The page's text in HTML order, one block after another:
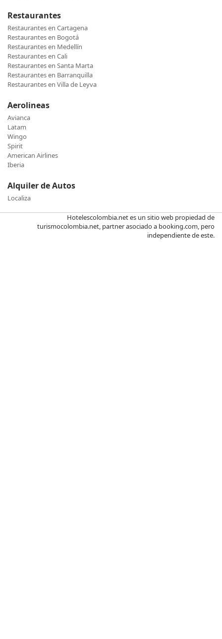
Restaurantes
Restaurantes en Cartagena
Restaurantes en Bogotá
Restaurantes en Medellín
Restaurantes en Cali
Restaurantes en Santa Marta
Restaurantes en Barranquilla
Restaurantes en Villa de Leyva
Aerolineas
Avianca
Latam
Wingo
Spirit
American Airlines
Iberia
Alquiler de Autos
Localiza
Hotelescolombia.net es un sitio web propiedad de
turismocolombia.net, partner asociado a booking.com, pero
independiente de este.